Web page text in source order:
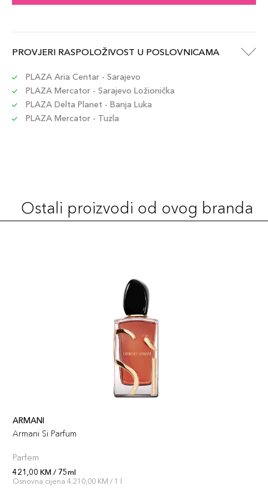
PROVJERI RASPOLOŽIVOST U POSLOVNICAMA
PLAZA Aria Centar - Sarajevo
PLAZA Mercator - Sarajevo Ložionička
PLAZA Delta Planet - Banja Luka
PLAZA Mercator - Tuzla
Ostali proizvodi od ovog branda
ARMANI
Armani Si Parfum
Parfem
421,00 KM / 75ml
Osnovna cijena 4.210,00 KM / 1 l